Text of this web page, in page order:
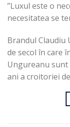
”Luxul este o
necesitatea se
Brandul
de secol în care
Ungureanu sunt
ani a croitoriei